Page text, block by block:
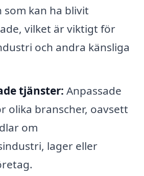
som kan ha blivit
vilket är viktigt för
och andra känsliga
tjänster: Anpassade
olika branscher, oavsett
om
lager eller